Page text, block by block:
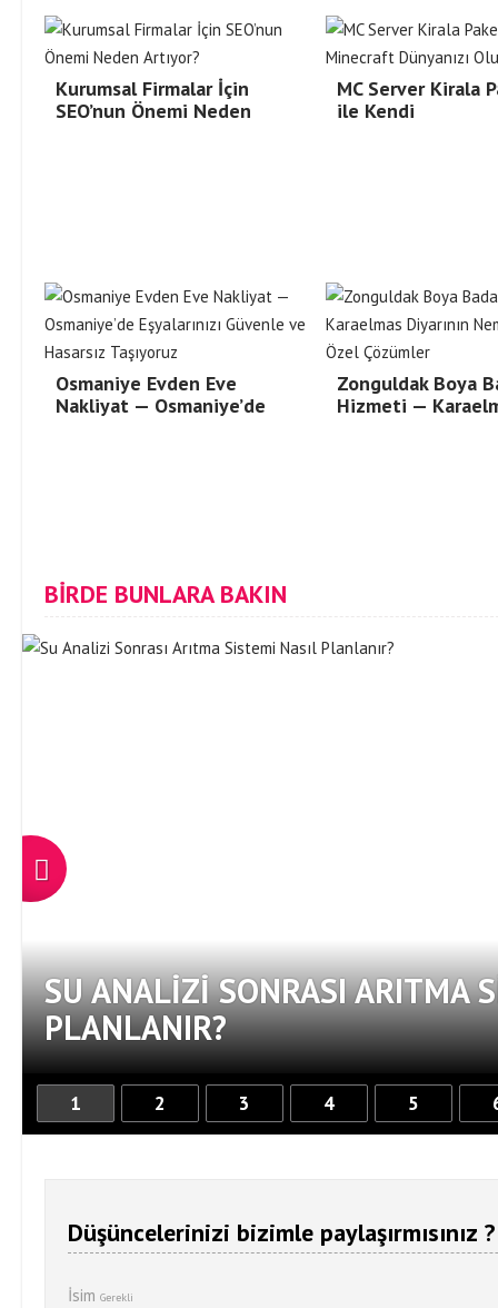
Kurumsal Firmalar İçin
SEO’nun Önemi Neden
MC Server Kirala
ile Kendi
Osmaniye Evden Eve
Nakliyat — Osmaniye’de
Zonguldak Boya
Hizmeti —
BİRDE BUNLARA BAKIN
SU ANALIZI SONRASI ARITMA
PLANLANIR?
1 2 3 4 5
Düşüncelerinizi bizimle paylaşırmısınız ?
İsim Gerekli